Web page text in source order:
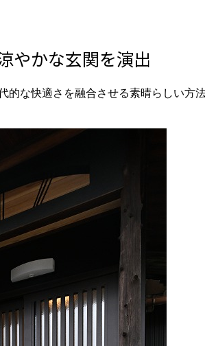
やかな玄関を演出
的な快適さを融合させる素晴らしい方